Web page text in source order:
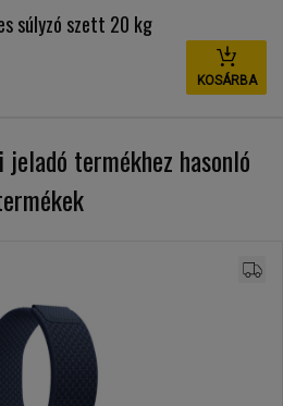
súlyzó szett 20 kg
KOSÁRBA
termékhez hasonló